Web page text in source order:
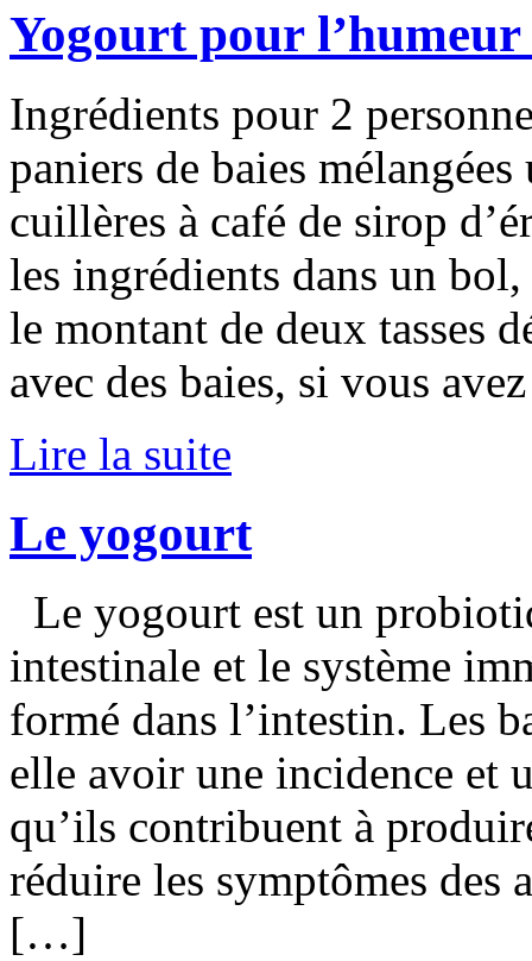
Yogourt pour l’humeur
Ingrédients pour 2
paniers de baies
cuillères à café de sirop
les ingrédients dans un
le montant de deux tasses
avec des baies, si vous
Lire la suite
Le yogourt
Le yogourt est un
intestinale et le système
formé dans l’intestin. Les
elle avoir une incidence et
qu’ils contribuent à
réduire les symptômes des
[…]